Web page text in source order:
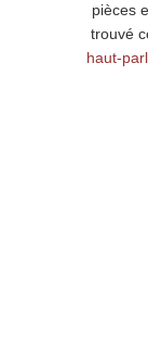
pièces
trouvé
haut-